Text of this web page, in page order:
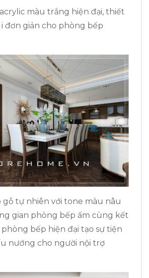
màu trắng hiện đại, thiết
i đơn giản cho phòng bếp
gỗ tự nhiên với tone màu nâu
gian phòng bếp ấm cùng kết
bếp hiện đại tạo sự tiện
nướng cho người nội trợ